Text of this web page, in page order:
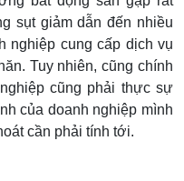
sụt giảm dẫn đến nhiều
nghiệp cung cấp dịch vụ
Tuy nhiên, cũng chính
cũng phải thực sự
của doanh nghiệp mình
cần phải tính tới.